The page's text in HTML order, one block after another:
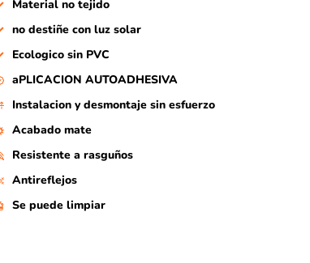
Material no tejido
no destiñe con luz solar
Ecologico sin PVC
aPLICACION AUTOADHESIVA
Instalacion y desmontaje sin esfuerzo
Acabado mate
Resistente a rasguños
Antireflejos
Se puede limpiar